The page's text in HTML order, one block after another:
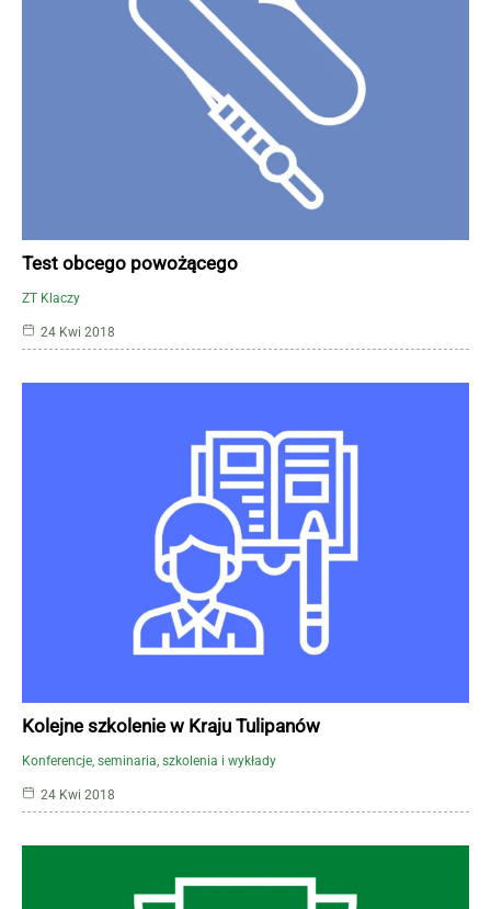
ZT Klaczy
Test obcego powożącego
24 Kwi 2018
Konferencje, seminaria, szkolenia i wykłady
Kolejne szkolenie w Kraju Tulipanów
24 Kwi 2018